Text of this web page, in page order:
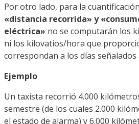
Por otro lado, para la
«distancia recorrida» y
eléctrica» no se computarán los
ni los kilovatios/hora que
correspondan a los días
Ejemplo
Un taxista recorrió 4.000
semestre (de los cuales 2.000
el estado de alarma) y 6.000